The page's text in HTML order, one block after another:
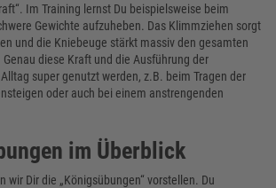
Im Training lernst Du beispielsweise beim
Gewichte aufzuheben. Das Klimmziehen sorgt
und die Kniebeuge stärkt massiv den gesamten
Genau diese Kraft und die Ausführung der
super genutzt werden, z.B. beim Tragen der
oder auch bei einem anstrengenden
im Überblick
wir Dir die „Königsübungen“ vorstellen. Du